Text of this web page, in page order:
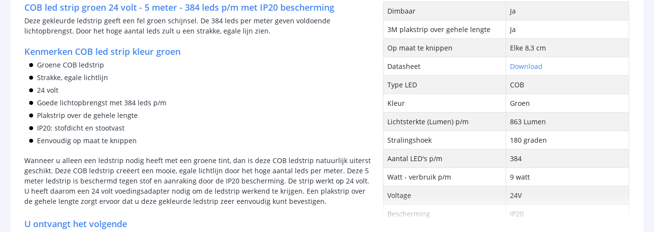
COB led strip groen 24 volt - 5 meter - 384 leds p/m met IP20 bescherming
Deze gekleurde ledstrip geeft een fel groen schijnsel. De 384 leds per meter geven voldoende
lichtopbrengst. Door het hoge aantal leds zult u een strakke, egale lijn zien.
Kenmerken COB led strip kleur groen
Groene COB ledstrip
Strakke, egale lichtlijn
24 volt
Goede lichtopbrengst met 384 leds p/m
Plakstrip over de gehele lengte
IP20: stofdicht en stootvast
Eenvoudig op maat te knippen
Wanneer u alleen een ledstrip nodig heeft met een groene tint, dan is deze COB ledstrip natuurlijk uiterst
geschikt. Deze COB ledstrip creëert een mooie, egale lichtlijn door het hoge aantal leds per meter. Deze 5
meter ledstrip is beschermd tegen stof en aanraking door de IP20 bescherming. De strip werkt op 24 volt.
U heeft daarom een 24 volt voedingsadapter nodig om de ledstrip werkend te krijgen. Een plakstrip over
de gehele lengte zorgt ervoor dat u deze gekleurde ledstrip zeer eenvoudig kunt bevestigen.
U ontvangt het volgende
Dimbaar
Ja
3M plakstrip over gehele lengte
Ja
Op maat te knippen
Elke 8,3 cm
Datasheet
Download
Type LED
COB
Kleur
Groen
Lichtsterkte (Lumen) p/m
863 Lumen
Stralingshoek
180 graden
Aantal LED's p/m
384
Watt - verbruik p/m
9 watt
Voltage
24V
Bescherming
IP20